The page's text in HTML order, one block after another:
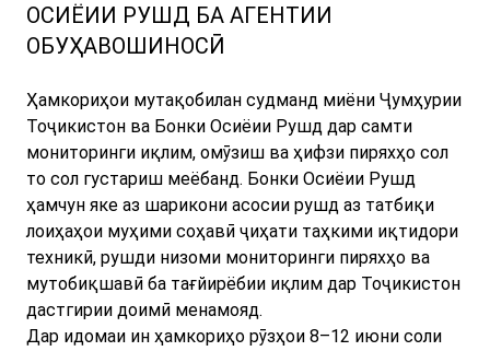
ОСИЁИИ РУШД БА АГЕНТИИ
ОБУҲАВОШИНОСӢ
Ҳамкориҳои мутақобилан судманд миёни Ҷумҳурии
Тоҷикистон ва Бонки Осиёии Рушд дар самти
мониторинги иқлим, омӯзиш ва ҳифзи пиряхҳо сол
то сол густариш меёбанд. Бонки Осиёии Рушд
ҳамчун яке аз шарикони асосии рушд аз татбиқи
лоиҳаҳои муҳими соҳавӣ ҷиҳати таҳкими иқтидори
техникӣ, рушди низоми мониторинги пиряхҳо ва
мутобиқшавӣ ба тағйирёбии иқлим дар Тоҷикистон
дастгирии доимӣ менамояд.
Дар идомаи ин ҳамкориҳо рӯзҳои 8–12 июни соли